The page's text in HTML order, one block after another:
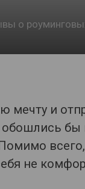
о
мечту и
не